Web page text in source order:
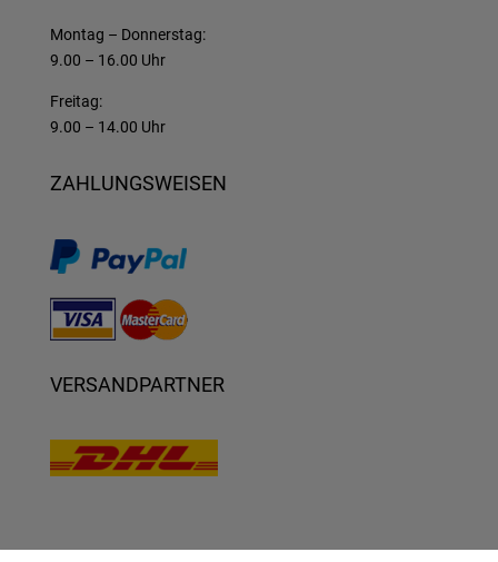
Montag – Donnerstag:
9.00 – 16.00 Uhr
Freitag:
9.00 – 14.00 Uhr
ZAHLUNGSWEISEN
VERSANDPARTNER